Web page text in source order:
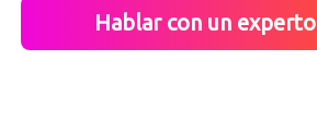
Hablar con un experto